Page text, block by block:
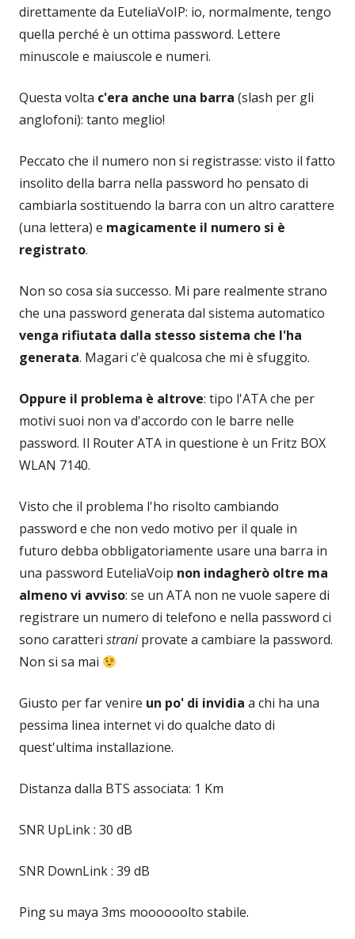
direttamente da EuteliaVoIP: io, normalmente, tengo
quella perché è un ottima password. Lettere
minuscole e maiuscole e numeri.
Questa volta c'era anche una barra (slash per gli
anglofoni): tanto meglio!
Peccato che il numero non si registrasse: visto il fatto
insolito della barra nella password ho pensato di
cambiarla sostituendo la barra con un altro carattere
(una lettera) e magicamente il numero si è
registrato.
Non so cosa sia successo. Mi pare realmente strano
che una password generata dal sistema automatico
venga rifiutata dalla stesso sistema che l'ha
generata. Magari c'è qualcosa che mi è sfuggito.
Oppure il problema è altrove: tipo l'ATA che per
motivi suoi non va d'accordo con le barre nelle
password. Il Router ATA in questione è un Fritz BOX
WLAN 7140.
Visto che il problema l'ho risolto cambiando
password e che non vedo motivo per il quale in
futuro debba obbligatoriamente usare una barra in
una password EuteliaVoip non indagherò oltre ma
almeno vi avviso: se un ATA non ne vuole sapere di
registrare un numero di telefono e nella password ci
sono caratteri straniprovate a cambiare la password.
Non si sa mai
Giusto per far venire un po' di invidia a chi ha una
pessima linea internet vi do qualche dato di
quest'ultima installazione.
Distanza dalla BTS associata: 1 Km
SNR UpLink : 30 dB
SNR DownLink : 39 dB
Ping su maya 3ms moooooolto stabile.